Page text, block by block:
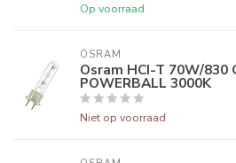
Op voorraad
OSRAM
Osram HCI-T 70W/830
POWERBALL 3000K
Niet op voorraad